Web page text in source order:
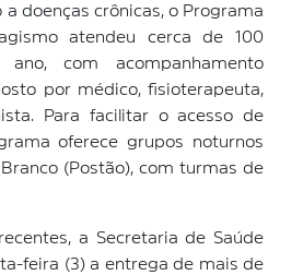
a doenças crônicas, o Programa
atendeu cerca de 100
com acompanhamento
por médico, fisioterapeuta,
Para facilitar o acesso de
oferece grupos noturnos
(Postão), com turmas de
a Secretaria de Saúde
feira (3) a entrega de mais de